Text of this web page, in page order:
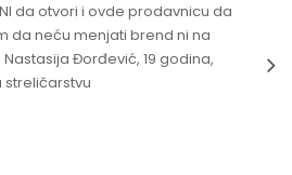
da otvori i ovde prodavnicu da
da neću menjati brend ni na
Đorđević, 19 godina,